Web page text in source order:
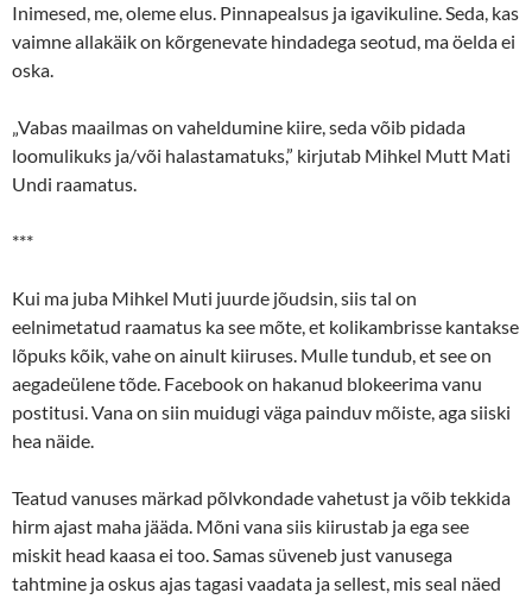
Inimesed, me, oleme elus. Pinnapealsus ja igavikuline. Seda, kas
vaimne allakäik on kõrgenevate hindadega seotud, ma öelda ei
oska.
„Vabas maailmas on vaheldumine kiire, seda võib pidada
loomulikuks ja/või halastamatuks,” kirjutab Mihkel Mutt Mati
Undi raamatus.
***
Kui ma juba Mihkel Muti juurde jõudsin, siis tal on
eelnimetatud raamatus ka see mõte, et kolikambrisse kantakse
lõpuks kõik, vahe on ainult kiiruses. Mulle tundub, et see on
aegadeülene tõde. Facebook on hakanud blokeerima vanu
postitusi. Vana on siin muidugi väga painduv mõiste, aga siiski
hea näide.
Teatud vanuses märkad põlvkondade vahetust ja võib tekkida
hirm ajast maha jääda. Mõni vana siis kiirustab ja ega see
miskit head kaasa ei too. Samas süveneb just vanusega
tahtmine ja oskus ajas tagasi vaadata ja sellest, mis seal näed